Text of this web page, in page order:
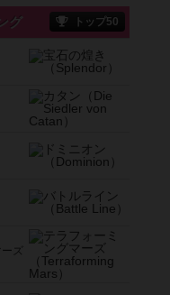
グ トップ50
ズ